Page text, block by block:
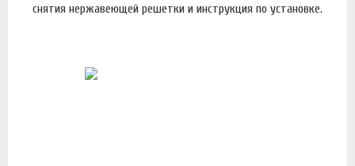
снятия нержавеющей решетки и инструкция по установке.